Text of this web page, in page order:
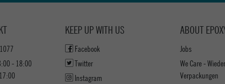
- 18:00
ABOUT
Jobs
We Care -
Verpackungen
KEEP UP WITH US
Facebook
Twitter
Instagram